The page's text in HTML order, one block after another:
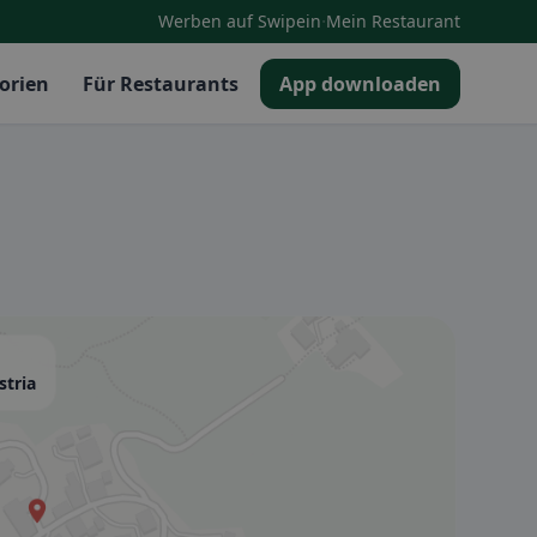
Werben auf Swipein·Mein Restaurant
Für Restaurants App downloaden